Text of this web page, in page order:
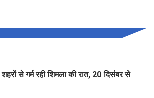
से गर्म रही शिमला की रात, 20 दिसंबर से